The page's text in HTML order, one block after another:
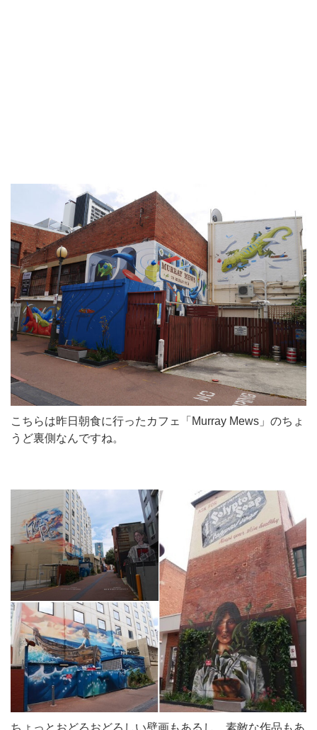
こちらは昨日朝食に行ったカフェ「Murray Mews」のちょ
うど裏側なんですね。
ちょっとおどろおどろしい壁画もあるし、素敵な作品もあ